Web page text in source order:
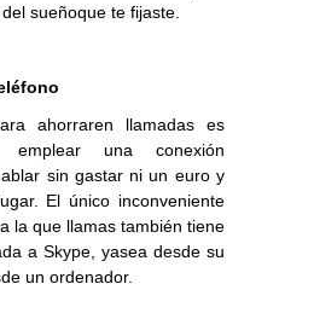
sueñoque te fijaste.
ahorraren llamadas es
emplear una conexión
sin gastar ni un euro y
El único inconveniente
la que llamas también tiene
a Skype, yasea desde su
un ordenador.